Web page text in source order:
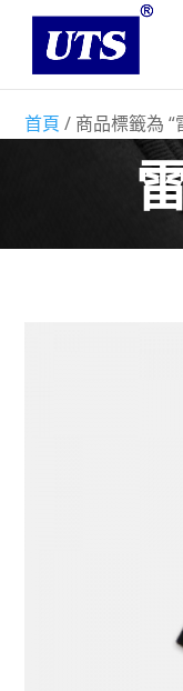
首頁 / 商品標籤為 “